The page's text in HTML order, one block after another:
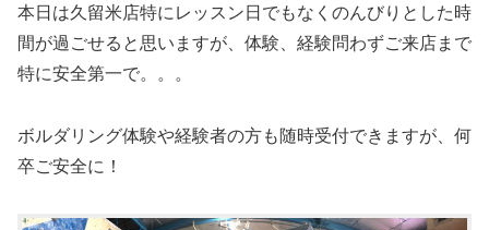
本日は久留米店特にレッスン日でもなくのんびりとした時
間が過ごせると思いますが、体験、経験問わずご来店まで
特に安全第一で。。。
ボルダリング体験や経験者の方も随時受付できますが、何
卒ご安全に！